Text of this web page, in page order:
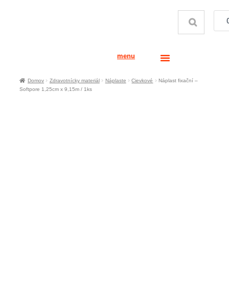
menu
Domov Zdravotnícky materiál Náplaste Cievkové
Náplast fixační –
Softpore 1,25cm x 9,15m / 1ks